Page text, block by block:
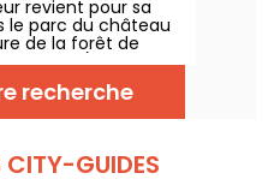
revient pour sa
le parc du château
de la forêt de
et-Marne), du 4 juillet
une programmation
création féminine
recherche
CITY-GUIDES